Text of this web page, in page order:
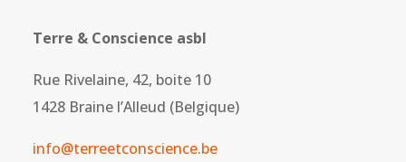
Terre & Conscience asbl
Rue Rivelaine, 42, boite 10
1428 Braine l’Alleud (Belgique)
info@terreetconscience.be